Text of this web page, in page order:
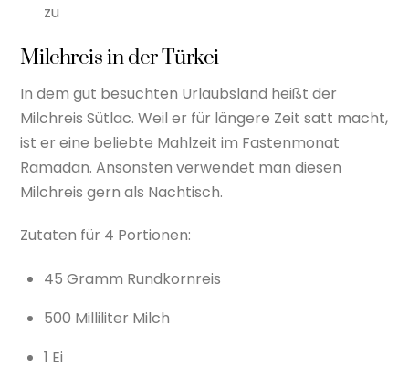
zu
Milchreis in der Türkei
In dem gut besuchten Urlaubsland heißt der
Milchreis Sütlac. Weil er für längere Zeit satt macht,
ist er eine beliebte Mahlzeit im Fastenmonat
Ramadan. Ansonsten verwendet man diesen
Milchreis gern als Nachtisch.
Zutaten für 4 Portionen:
45 Gramm Rundkornreis
500 Milliliter Milch
1 Ei